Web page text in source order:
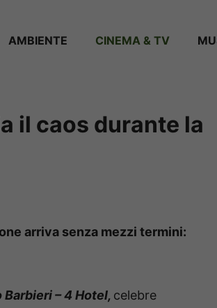
AMBIENTE CINEMA & TV
il caos durante la
arriva senza mezzi termini:
Barbieri – 4 Hotel, celebre